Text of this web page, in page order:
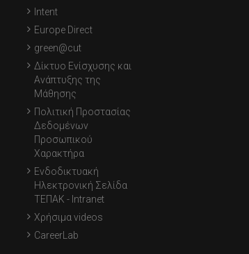
Intent
Europe Direct
green@cut
Δίκτυο Ενίσχυσης και
Ανάπτυξης της
Μάθησης
Πολιτική Προστασίας
Δεδομένων
Προσωπικού
Χαρακτήρα
Ενδοδικτυακή
Ηλεκτρονική Σελίδα
ΤΕΠΑΚ - Intranet
Χρήσιμα videos
CareerLab